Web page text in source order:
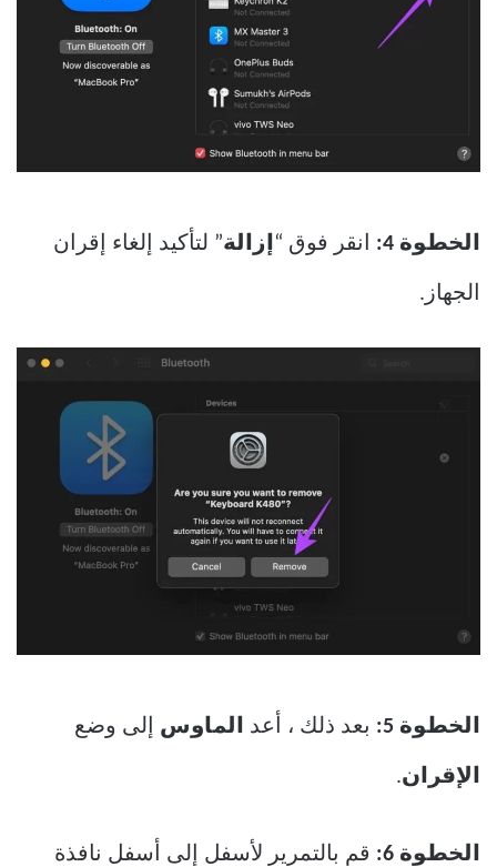
الخطوة 4: انقر فوق “ إزالة” لتأكيد إلغاء إقران
الجهاز.
الخطوة 5: بعد ذلك ، أعد الماوس إلى وضع
الإقران.
الخطوة 6: قم بالتمرير لأسفل إلى أسفل نافذة